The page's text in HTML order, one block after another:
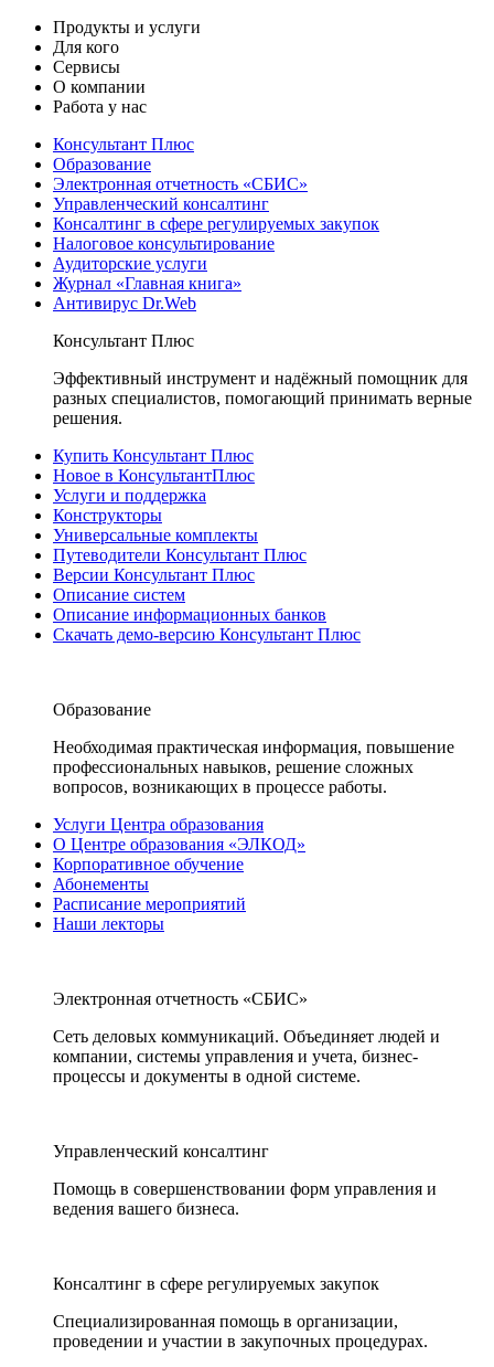
Продукты и услуги
Для кого
Сервисы
О компании
Работа у нас
Консультант Плюс
Образование
Электронная отчетность «СБИС»
Управленческий консалтинг
Консалтинг в сфере регулируемых закупок
Налоговое консультирование
Аудиторские услуги
Журнал «Главная книга»
Антивирус Dr.Web
Консультант Плюс
Эффективный инструмент и надёжный помощник для
разных специалистов, помогающий принимать верные
решения.
Купить Консультант Плюс
Новое в КонсультантПлюс
Услуги и поддержка
Конструкторы
Универсальные комплекты
Путеводители Консультант Плюс
Версии Консультант Плюс
Описание систем
Описание информационных банков
Скачать демо-версию Консультант Плюс
Образование
Необходимая практическая информация, повышение
профессиональных навыков, решение сложных
вопросов, возникающих в процессе работы.
Услуги Центра образования
О Центре образования «ЭЛКОД»
Корпоративное обучение
Абонементы
Расписание мероприятий
Наши лекторы
Электронная отчетность «СБИС»
Сеть деловых коммуникаций. Объединяет людей и
компании, системы управления и учета, бизнес-
процессы и документы в одной системе.
Управленческий консалтинг
Помощь в совершенствовании форм управления и
ведения вашего бизнеса.
Консалтинг в сфере регулируемых закупок
Специализированная помощь в организации,
проведении и участии в закупочных процедурах.